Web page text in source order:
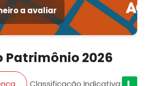
a avaliar
Patrimônio 2026
Classificação Indicativa: